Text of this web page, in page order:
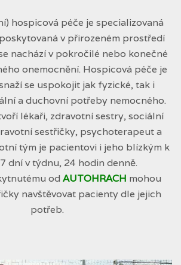
hospicová péče je specializovaná
v přirozeném prostředí
nachází v pokročilé nebo konečné
onemocnění. Hospicová péče je
se uspokojit jak fyzické, tak i
a duchovní potřeby nemocného.
lékaři, zdravotní sestry, sociální
sestřičky, psychoterapeut a
tým je pacientovi i jeho blízkým k
dní v týdnu, 24 hodin denně.
od AUTOHRACH mohou
navštěvovat pacienty dle jejich
potřeb.